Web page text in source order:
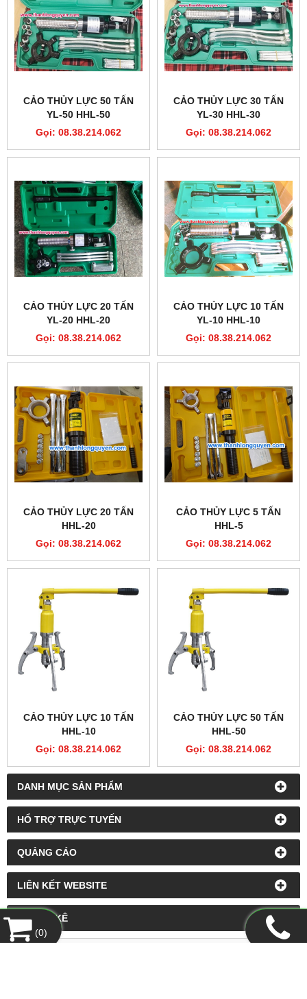
DANH MỤC SẢN PHẨM
HỔ TRỢ TRỰC TUYẾN
QUẢNG CÁO
LIÊN KẾT WEBSITE
THỐNG KÊ
CẢO THỦY LỰC 50 TẤN
YL-50 HHL-50
Gọi: 08.38.214.062
CẢO THỦY LỰC 30 TẤN
YL-30 HHL-30
Gọi: 08.38.214.062
CẢO THỦY LỰC 20 TẤN
YL-20 HHL-20
Gọi: 08.38.214.062
CẢO THỦY LỰC 10 TẤN
YL-10 HHL-10
Gọi: 08.38.214.062
CẢO THỦY LỰC 20 TẤN
HHL-20
Gọi: 08.38.214.062
CẢO THỦY LỰC 5 TẤN
HHL-5
Gọi: 08.38.214.062
CẢO THỦY LỰC 10 TẤN
HHL-10
Gọi: 08.38.214.062
CẢO THỦY LỰC 50 TẤN
HHL-50
Gọi: 08.38.214.062
(0)